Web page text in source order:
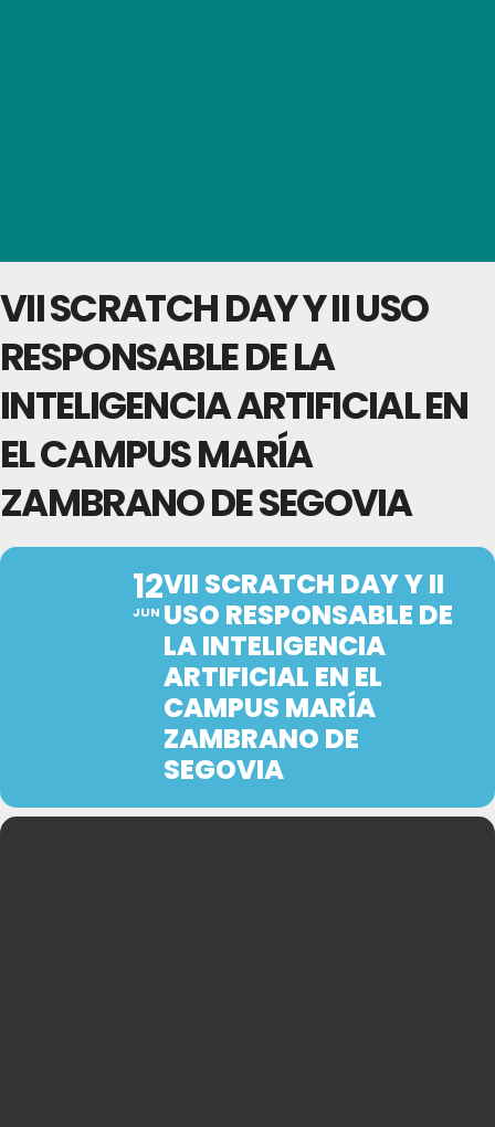
VII SCRATCH DAY Y II USO
RESPONSABLE DE LA
INTELIGENCIA ARTIFICIAL EN
EL CAMPUS MARÍA
ZAMBRANO DE SEGOVIA
12
JUN
VII SCRATCH DAY Y II
USO RESPONSABLE DE
LA INTELIGENCIA
ARTIFICIAL EN EL
CAMPUS MARÍA
ZAMBRANO DE
SEGOVIA